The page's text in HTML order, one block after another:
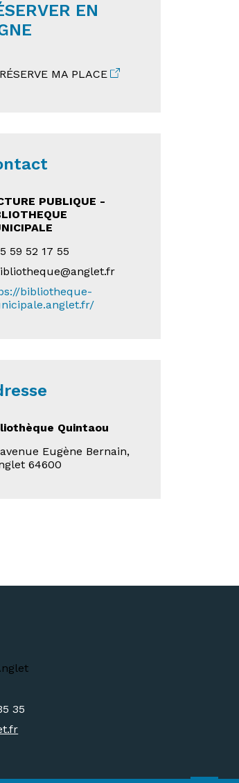
EN
MA PLACE
PUBLIQUE -
59 52 17 55
bibliotheque-
Quintaou
Eugène Bernain,
64600
35